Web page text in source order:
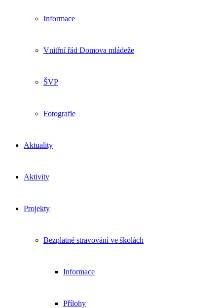
Informace
Vnitřní řád Domova mládeže
ŠVP
Fotografie
Aktuality
Aktivity
Projekty
Bezplatné stravování ve školách
Informace
Přílohy